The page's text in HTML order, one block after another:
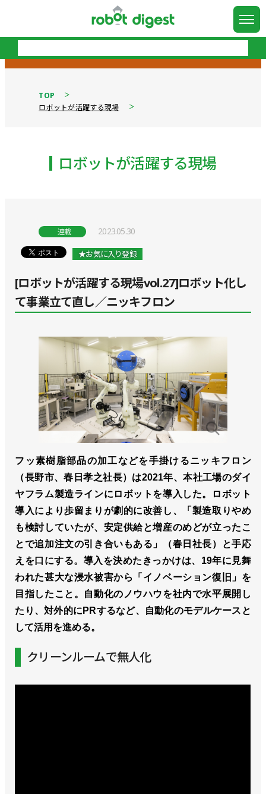
TOP
ロボットが活躍する現場
ロボットが活躍する現場
連載 2023.05.30
★お気に入り登録
[ロボットが活躍する現場vol.27]ロボット化し
て事業立て直し／ニッキフロン
フッ素樹脂部品の加工などを手掛けるニッキフロン
（長野市、春日孝之社長）は2021年、本社工場のダイ
ヤフラム製造ラインにロボットを導入した。ロボット
導入により歩留まりが劇的に改善し、「製造取りやめ
も検討していたが、安定供給と増産のめどが立ったこ
とで追加注文の引き合いもある」（春日社長）と手応
えを口にする。導入を決めたきっかけは、19年に見舞
われた甚大な浸水被害から「イノベーション復旧」を
目指したこと。自動化のノウハウを社内で水平展開し
たり、対外的にPRするなど、自動化のモデルケースと
して活用を進める。
クリーンルームで無人化